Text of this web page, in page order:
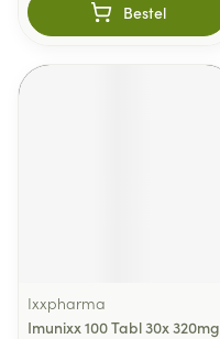
Bestel
Ixxpharma
Imunixx 100 Tabl 30x 320mg